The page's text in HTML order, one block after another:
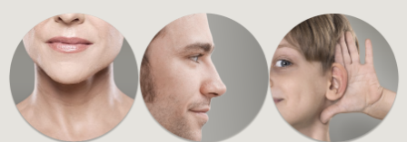
HNO im Schlosscarree
Braunschweig
Hals-Nasen-Ohren Praxis